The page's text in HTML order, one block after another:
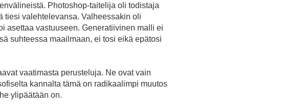
Photoshop-taitelija oli todistaja
tiesi valehtelevansa. Valheessakin oli
asettaa vastuuseen. Generatiivinen malli ei
suhteessa maailmaan, ei tosi eikä epätosi
vaatimasta perusteluja. Ne ovat vain
kannalta tämä on radikaalimpi muutos
ylipäätään on.